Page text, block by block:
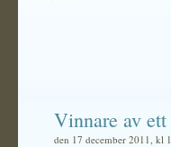
Vinnare av
den 17 december 2011, kl